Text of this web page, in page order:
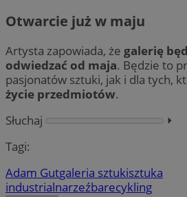
Otwarcie już w maju
Artysta zapowiada, że galerię
odwiedzać od maja. Będzie to
pasjonatów sztuki, jak i dla tych,
życie przedmiotów.
Słuchaj
⏵︎
Tagi:
Adam Gutgaleria sztukisztuka
industrialnarzeźbarecykling